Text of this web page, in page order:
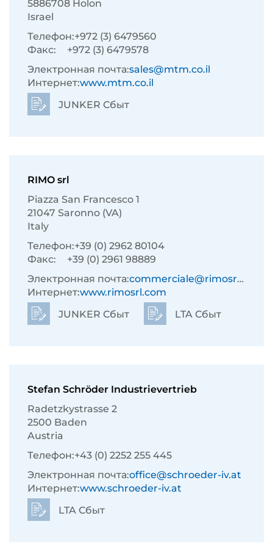
5886708 Holon
Israel
Телефон:+972 (3) 6479560
Факс:
+972 (3) 6479578
Электронная почта:sales@mtm.co.il
Интернет:www.mtm.co.il
JUNKER Сбыт
RIMO srl
Piazza San Francesco 1
21047 Saronno (VA)
Italy
Телефон:+39 (0) 2962 80104
Факс:
+39 (0) 2961 98889
Электронная почта:commerciale@rimosrl.com
Интернет:www.rimosrl.com
JUNKER Сбыт
LTA Сбыт
Stefan Schröder Industrievertrieb
Radetzkystrasse 2
2500 Baden
Austria
Телефон:+43 (0) 2252 255 445
Электронная почта:office@schroeder-iv.at
Интернет:www.schroeder-iv.at
LTA Сбыт